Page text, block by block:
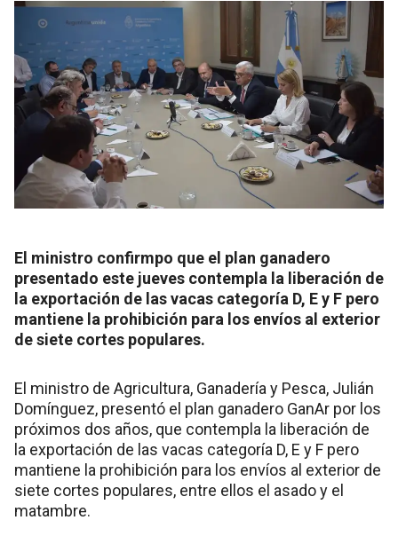
El ministro confirmpo que el plan ganadero
presentado este jueves contempla la liberación de
la exportación de las vacas categoría D, E y F pero
mantiene la prohibición para los envíos al exterior
de siete cortes populares.
El ministro de Agricultura, Ganadería y Pesca, Julián
Domínguez, presentó el plan ganadero GanAr por los
próximos dos años, que contempla la liberación de
la exportación de las vacas categoría D, E y F pero
mantiene la prohibición para los envíos al exterior de
siete cortes populares, entre ellos el asado y el
matambre.